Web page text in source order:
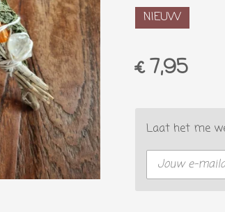
NIEUW
€ 7,95
Laat het me